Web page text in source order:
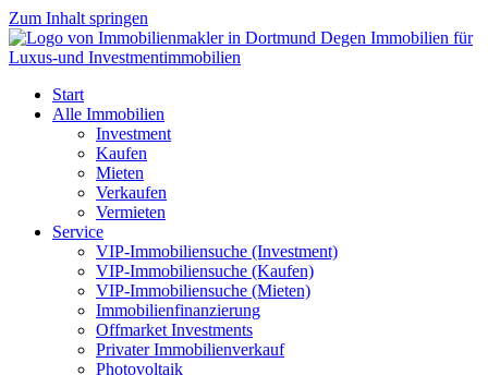
Zum Inhalt springen
Start
Alle Immobilien
Investment
Kaufen
Mieten
Verkaufen
Vermieten
Service
VIP-Immobiliensuche (Investment)
VIP-Immobiliensuche (Kaufen)
VIP-Immobiliensuche (Mieten)
Immobilienfinanzierung
Offmarket Investments
Privater Immobilienverkauf
Photovoltaik